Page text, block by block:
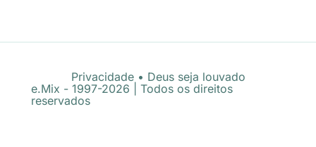
Privacidade • Deus seja louvado
e.Mix - 1997-2026 | Todos os direitos
reservados